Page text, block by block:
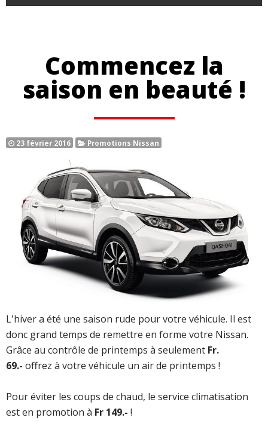
Commencez la
saison en beauté !
23 février 2016 Promotions Nissan
L'hiver a été une saison rude pour votre véhicule. Il est
donc grand temps de remettre en forme votre Nissan.
Grâce au contrôle de printemps à seulement Fr.
69.- offrez à votre véhicule un air de printemps !
Pour éviter les coups de chaud, le service climatisation
est en promotion à Fr 149.- !